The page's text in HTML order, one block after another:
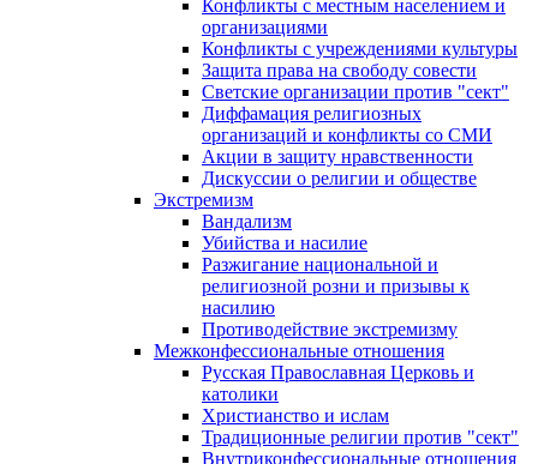
Конфликты с местным населением и
организациями
Конфликты с учреждениями культуры
Защита права на свободу совести
Светские организации против "сект"
Диффамация религиозных
организаций и конфликты со СМИ
Акции в защиту нравственности
Дискуссии о религии и обществе
Экстремизм
Вандализм
Убийства и насилие
Разжигание национальной и
религиозной розни и призывы к
насилию
Противодействие экстремизму
Межконфессиональные отношения
Русская Православная Церковь и
католики
Христианство и ислам
Традиционные религии против "сект"
Внутриконфессиональные отношения